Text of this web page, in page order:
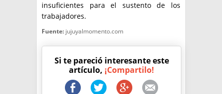
insuficientes para el sustento de los
trabajadores.
Fuente: jujuyalmomento.com
Si te pareció interesante este
artículo, ¡Compartilo!